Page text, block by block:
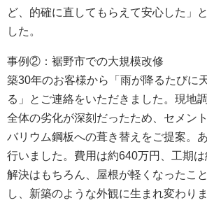
ど、的確に直してもらえて安心した」
した。
事例②：裾野市での大規模改修
築30年のお客様から「雨が降るたびに
る」とご連絡をいただきました。現地
全体の劣化が深刻だったため、セメン
バリウム鋼板への葺き替えをご提案。
行いました。費用は約640万円、工期
解決はもちろん、屋根が軽くなったこ
し、新築のような外観に生まれ変わりま